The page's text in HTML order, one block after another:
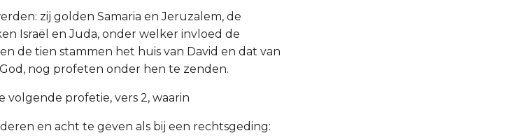
zij golden Samaria en Jeruzalem, de
Israël en Juda, onder welker invloed de
de tien stammen het huis van David en dat van
nog profeten onder hen te zenden.
volgende profetie, vers 2, waarin
en acht te geven als bij een rechtsgeding: